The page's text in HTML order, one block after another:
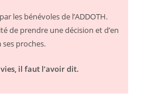
les bénévoles de l’ADDOTH.
de prendre une décision et d’en
ses proches.
il faut l’avoir dit.